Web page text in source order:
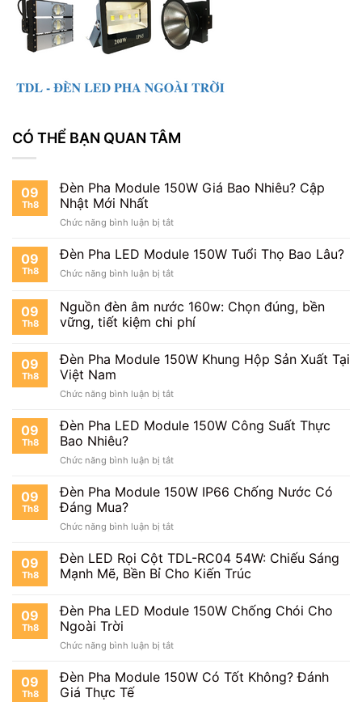
CÓ THỂ BẠN QUAN TÂM
09
Th8
Đèn Pha Module 150W Giá Bao Nhiêu? Cập
Nhật Mới Nhất
Chức năng bình luận bị tắtở
Pha
Module
150W
Bao
Nhiêu?
Cập
Mới
09
Th8
Đèn Pha LED Module 150W Tuổi Thọ Bao Lâu?
Chức năng bình luận bị tắtở
Pha
LED
Module
Tuổi
Lâu?
09
Th8
Nguồn đèn âm nước 160w: Chọn đúng, bền
vững, tiết kiệm chi phí
09
Th8
Đèn Pha Module 150W Khung Hộp Sản Xuất Tại
Việt Nam
Chức năng bình luận bị tắtở
Pha
Module
Khung
Sản
Việt
09
Th8
Đèn Pha LED Module 150W Công Suất Thực
Bao Nhiêu?
Chức năng bình luận bị tắtở
Pha
LED
150W
Suất
Thực
09
Th8
Đèn Pha Module 150W IP66 Chống Nước Có
Đáng Mua?
Chức năng bình luận bị tắtở
Pha
Module
150W
Chống
Đáng
09
Th8
Đèn LED Rọi Cột TDL-RC04 54W: Chiếu Sáng
Mạnh Mẽ, Bền Bỉ Cho Kiến Trúc
09
Th8
Đèn Pha LED Module 150W Chống Chói Cho
Ngoài Trời
Chức năng bình luận bị tắtở
Pha
LED
09
Th8
Đèn Pha Module 150W Có Tốt Không? Đánh
Giá Thực Tế